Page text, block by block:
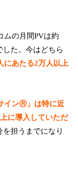
ムの月間PVは約
した。今はどちら
にあたる2万人以上
インⓇ」は特に近
に導入していただ
担うまでになり